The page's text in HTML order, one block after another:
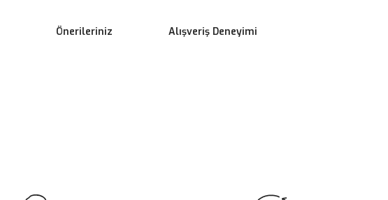
Önerileriniz Alışveriş Deneyimi